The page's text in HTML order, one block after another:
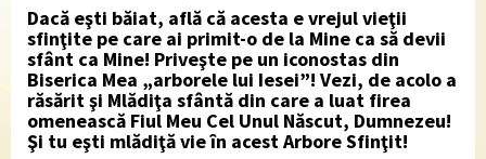
Dacă eşti băiat, află că acesta e vrejul vieţii
sfinţite pe care ai primit-o de la Mine ca să devii
sfânt ca Mine! Priveşte pe un iconostas din
Biserica Mea „arborele lui Iesei”! Vezi, de acolo a
răsărit şi Mlădiţa sfântă din care a luat firea
omenească Fiul Meu Cel Unul Născut, Dumnezeu!
Şi tu eşti mlădiţă vie în acest Arbore Sfinţit!